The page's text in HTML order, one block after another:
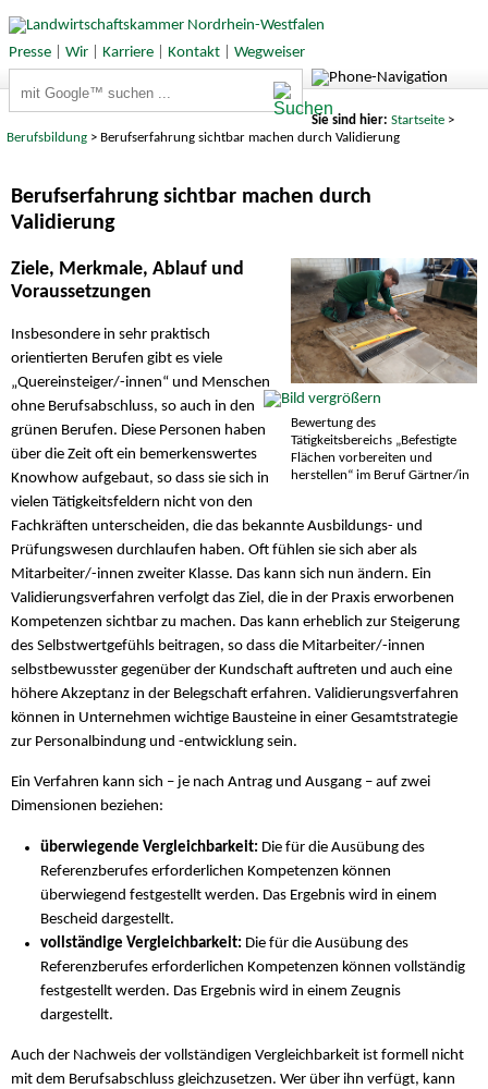
Presse| Wir| Karriere| Kontakt| Wegweiser
Sie sind hier: Startseite>
Berufsbildung > Berufserfahrung sichtbar machen durch Validierung
Berufserfahrung sichtbar machen durch
Validierung
Bewertung des
Tätigkeitsbereichs „Befestigte
Flächen vorbereiten und
herstellen“ im Beruf Gärtner/in
Ziele, Merkmale, Ablauf und
Voraussetzungen
Insbesondere in sehr praktisch
orientierten Berufen gibt es viele
„Quereinsteiger/-innen“ und Menschen
ohne Berufsabschluss, so auch in den
grünen Berufen. Diese Personen haben
über die Zeit oft ein bemerkenswertes
Knowhow aufgebaut, so dass sie sich in
vielen Tätigkeitsfeldern nicht von den
Fachkräften unterscheiden, die das bekannte Ausbildungs- und
Prüfungswesen durchlaufen haben. Oft fühlen sie sich aber als
Mitarbeiter/-innen zweiter Klasse. Das kann sich nun ändern. Ein
Validierungsverfahren verfolgt das Ziel, die in der Praxis erworbenen
Kompetenzen sichtbar zu machen. Das kann erheblich zur Steigerung
des Selbstwertgefühls beitragen, so dass die Mitarbeiter/-innen
selbstbewusster gegenüber der Kundschaft auftreten und auch eine
höhere Akzeptanz in der Belegschaft erfahren. Validierungsverfahren
können in Unternehmen wichtige Bausteine in einer Gesamtstrategie
zur Personalbindung und -entwicklung sein.
Ein Verfahren kann sich – je nach Antrag und Ausgang – auf zwei
Dimensionen beziehen:
überwiegende Vergleichbarkeit: Die für die Ausübung des
Referenzberufes erforderlichen Kompetenzen können
überwiegend festgestellt werden. Das Ergebnis wird in einem
Bescheid dargestellt.
vollständige Vergleichbarkeit: Die für die Ausübung des
Referenzberufes erforderlichen Kompetenzen können vollständig
festgestellt werden. Das Ergebnis wird in einem Zeugnis
dargestellt.
Auch der Nachweis der vollständigen Vergleichbarkeit ist formell nicht
mit dem Berufsabschluss gleichzusetzen. Wer über ihn verfügt, kann